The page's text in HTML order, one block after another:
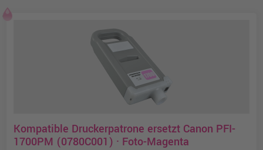
Kompatible Druckerpatrone ersetzt Canon PFI-
1700PM (0780C001) · Foto-Magenta